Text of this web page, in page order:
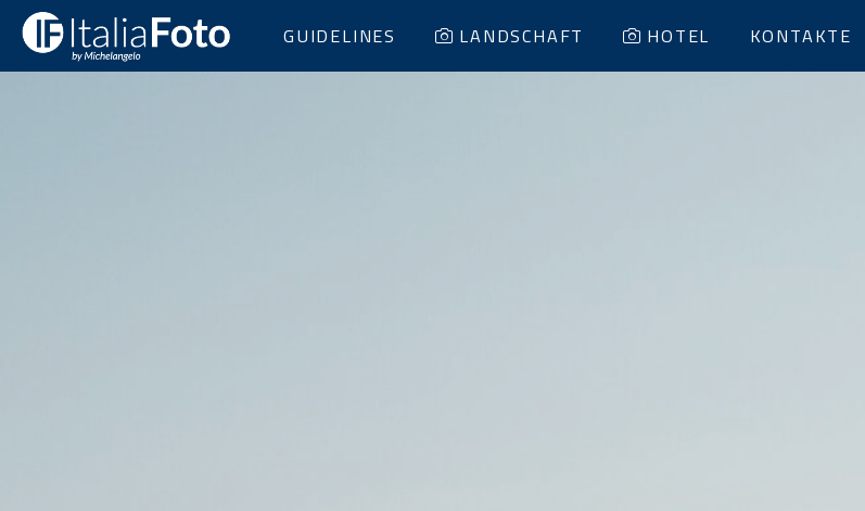
GUIDELINES LANDSCHAFT HOTEL KONTAKTE